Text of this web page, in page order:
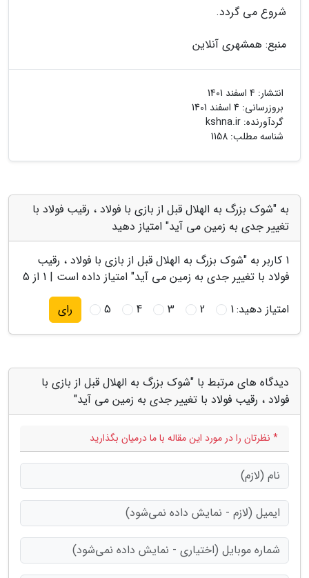
شروع می گردد.
منبع: همشهری آنلاین
انتشار: 4 اسفند 1401
بروزرسانی: 4 اسفند 1401
گردآورنده: kshna.ir
شناسه مطلب: 1158
به "شوک بزرگ به الهلال قبل از بازی با فولاد ، رقیب فولاد با
تغییر جدی به زمین می آید" امتیاز دهید
1 کاربر به "شوک بزرگ به الهلال قبل از بازی با فولاد ، رقیب
فولاد با تغییر جدی به زمین می آید" امتیاز داده است | 1 از 5
امتیاز دهید:1
2
3
4
5 رای
دیدگاه های مرتبط با "شوک بزرگ به الهلال قبل از بازی با
فولاد ، رقیب فولاد با تغییر جدی به زمین می آید"
* نظرتان را در مورد این مقاله با ما درمیان بگذارید